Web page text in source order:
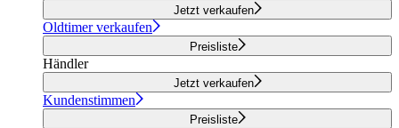
Jetzt verkaufen
Oldtimer verkaufen
Preisliste
Händler
Jetzt verkaufen
Kundenstimmen
Preisliste